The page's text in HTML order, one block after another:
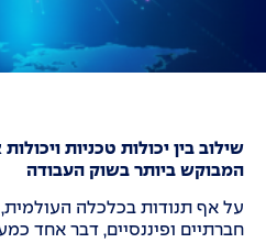
שילוב בין יכולות טכניות
המבוקש ביותר בשוק העבודה
על אף תנודות בכלכלה
חברתיים ופיננסיים, דבר אחד